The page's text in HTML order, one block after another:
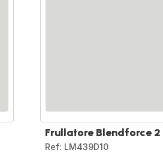
Frullatore Blendforce 2
Ref: LM439D10